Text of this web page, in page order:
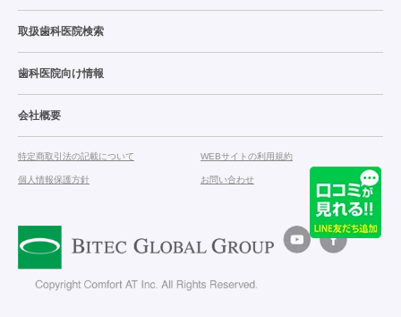
取扱歯科医院検索
歯科医院向け情報
会社概要
特定商取引法の記載について WEBサイトの利用規約
個人情報保護方針 お問い合わせ